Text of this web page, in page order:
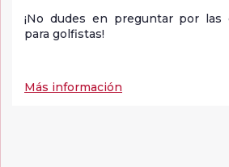
¡No dudes en preguntar por las
para golfistas!
Más información